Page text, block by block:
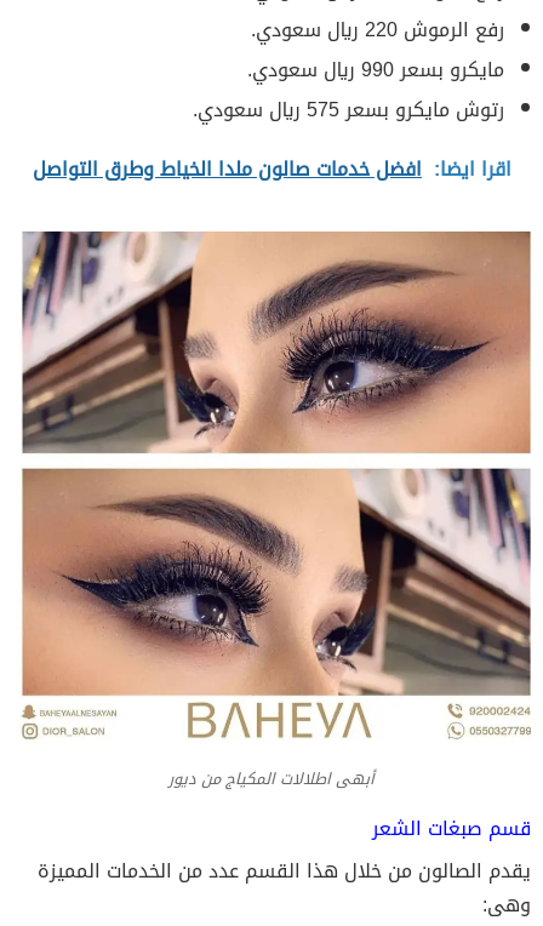
رفع الرموش 220 ريال سعودي.
مايكرو بسعر 990 ريال سعودي.
رتوش مايكرو بسعر 575 ريال سعودي.
اقرا ايضا: افضل خدمات صالون ملدا الخياط وطرق التواصل
أبهى اطلالات المكياج من ديور
قسم صبغات الشعر
يقدم الصالون من خلال هذا القسم عدد من الخدمات المميزة
وهى: